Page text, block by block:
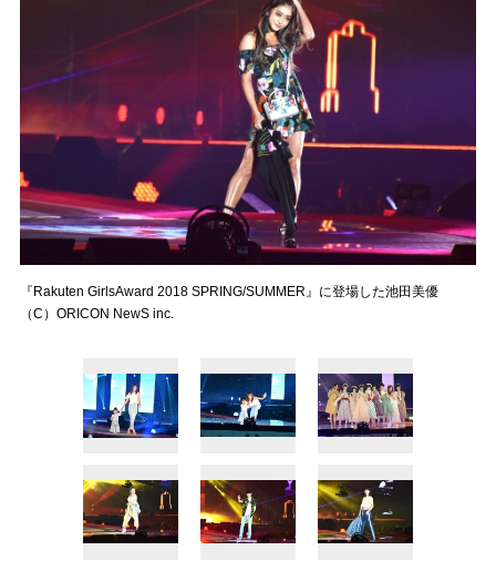
『Rakuten GirlsAward 2018 SPRING/SUMMER』に登場した池田美優
（C）ORICON NewS inc.